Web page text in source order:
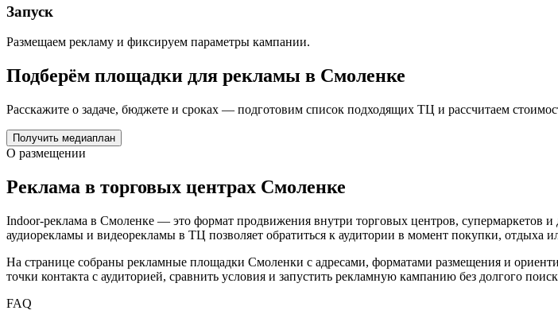
Запуск
Размещаем рекламу и фиксируем параметры кампании.
Подберём площадки для рекламы в Смоленке
Расскажите о задаче, бюджете и сроках — подготовим список подходящих ТЦ и рассчитаем
Получить медиаплан
О размещении
Реклама в торговых центрах Смоленке
Indoor-реклама в Смоленке — это формат продвижения внутри торговых центров, супермаркетов
аудиорекламы и видеорекламы в ТЦ позволяет обратиться к аудитории в момент покупки, отдыха
На странице собраны рекламные площадки Смоленки с адресами, форматами размещения и
точки контакта с аудиторией, сравнить условия и запустить рекламную кампанию без долгого
FAQ